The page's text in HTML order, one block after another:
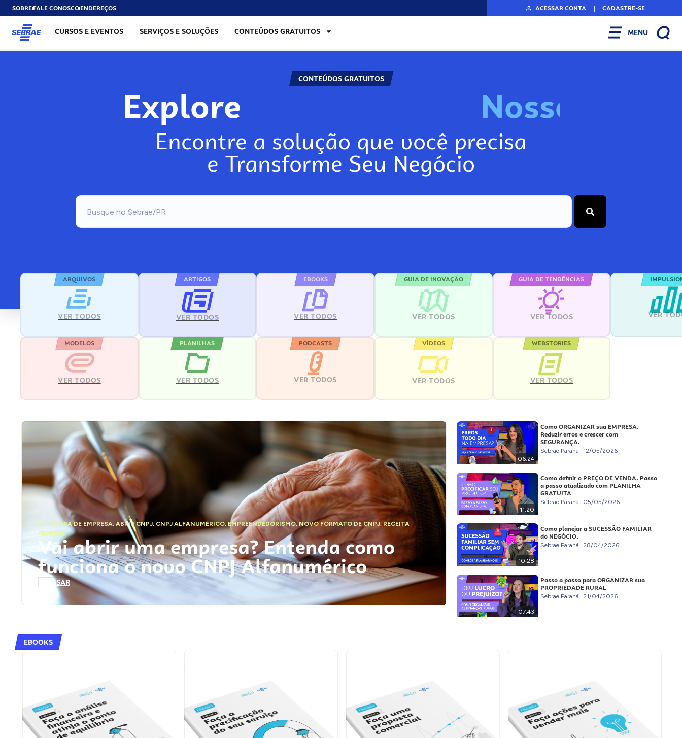
SOBREFALE CONOSCOENDEREÇOS ACESSAR CONTA | CADASTRE-SE
CURSOS E EVENTOS SERVIÇOS E SOLUÇÕES CONTEÚDOS GRATUITOS MENU
CONTEÚDOS GRATUITOS
Explore Nosso
Encontre a solução que você precisa
e Transforme Seu Negócio
ARQUIVOS
VER TODOS
ARTIGOS
VER TODOS
EBOOKS
VER TODOS
GUIA DE INOVAÇÃO
VER TODOS
GUIA DE TENDÊNCIAS
VER TODOS VER
MODELOS
VER TODOS
PLANILHAS
VER TODOS
PODCASTS
VER TODOS
VÍDEOS
VER TODOS
WEBSTORIES
VER TODOS
ABERTURA DE EMPRESA,ABRIR CNPJ, CNPJ ALFANUMÉRICO, EMPREENDEDORISMO,NOVO FORMATO DE CNPJ,RECEITA
FEDERAL
Vai abrir uma empresa? Entenda como
funciona o novo CNPJ Alfanumérico
ACESSAR
06:24
Como ORGANIZAR sua EMPRESA.
Reduzir erros e crescer com
SEGURANÇA.
Sebrae Paraná 12/05/2026
11:20
Como definir o PREÇO DE VENDA. Passo
a passo atualizado com PLANILHA
GRATUITA
Sebrae Paraná 05/05/2026
10:28
Como planejar a SUCESSÃO FAMILIAR
do NEGÓCIO.
Sebrae Paraná 28/04/2026
07:43
Passo a passo para ORGANIZAR sua
PROPRIEDADE RURAL
Sebrae Paraná 21/04/2026
EBOOKS